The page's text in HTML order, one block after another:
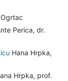
Ogrtac
Perica, dr.
Hana Hrpka,
Hrpka, prof.